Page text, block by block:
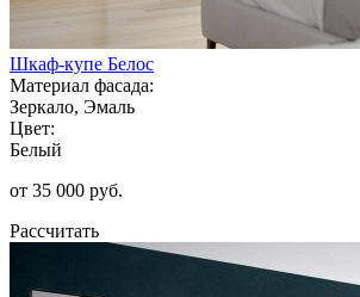
Шкаф-купе Белос
Материал фасада:
Зеркало, Эмаль
Цвет:
Белый
от 35 000 руб.
Рассчитать